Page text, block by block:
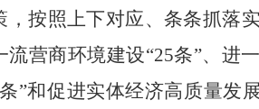
，按照上下对应、条条抓落
流营商环境建设“25条”、进
”和促进实体经济高质量发